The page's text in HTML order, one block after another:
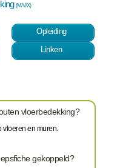
(M/V/X)
Opleiding
Linken
vloerbedekking?
vloeren en muren.
gekoppeld?